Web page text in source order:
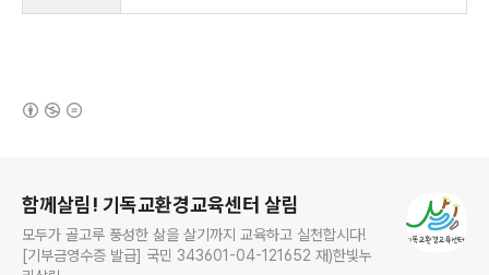
함께살림! 기독교환경교육센터 살림
모두가 골고루 풍성한 삶을 살기까지 교육하고 실천합시다!
[기부금영수증 발급] 국민 343601-04-121652 재)한빛누